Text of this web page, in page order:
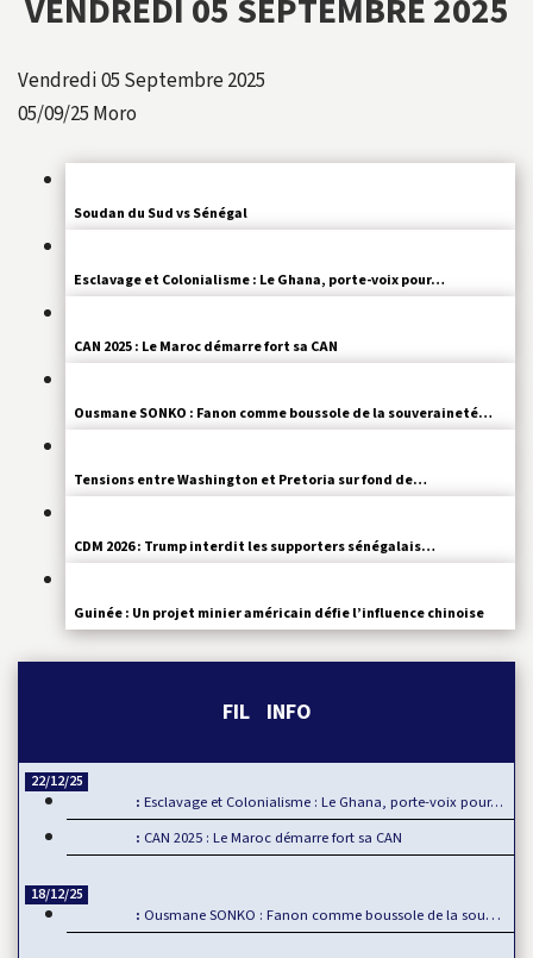
VENDREDI 05 SEPTEMBRE 2025
Vendredi 05 Septembre 2025
05/09/25 Moro
Soudan du Sud vs Sénégal
Esclavage et Colonialisme : Le Ghana, porte-voix pour…
CAN 2025 : Le Maroc démarre fort sa CAN
Ousmane SONKO : Fanon comme boussole de la souveraineté…
Tensions entre Washington et Pretoria sur fond de…
CDM 2026 : Trump interdit les supporters sénégalais…
Guinée : Un projet minier américain défie l’influence chinoise
FIL INFO
22/12/25
Esclavage et Colonialisme : Le Ghana, porte-voix pour…
CAN 2025 : Le Maroc démarre fort sa CAN
18/12/25
Ousmane SONKO : Fanon comme boussole de la souveraineté…